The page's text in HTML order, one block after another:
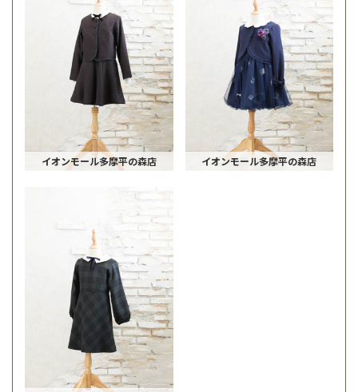
イオンモール多摩平の森店 イオンモール多摩平の森店